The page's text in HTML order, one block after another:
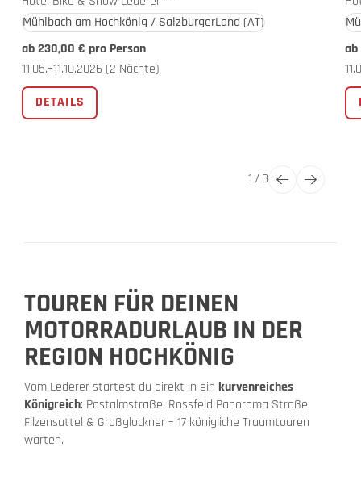
Mühlbach am Hochkönig / SalzburgerLand (AT)
ab 230,00 € pro Person
11.05.–11.10.2026 (2 Nächte)
DETAILS
ab
1 /3
TOUREN FÜR DEINEN
MOTORRADURLAUB IN DER
REGION HOCHKÖNIG
Vom Lederer startest du direkt in ein kurvenreiches
Königreich: Postalmstraße, Rossfeld Panorama Straße,
Filzensattel & Großglockner – 17 königliche Traumtouren
warten.